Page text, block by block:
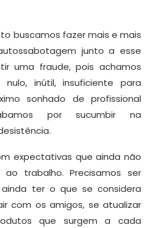
buscamos fazer mais e mais
junto a esse
uma fraude, pois achamos
inútil, insuficiente para
sonhado de profissional
por sucumbir na
expectativas que ainda não
trabalho. Precisamos ser
ter o que se considera
com os amigos, se atualizar
que surgem a cada